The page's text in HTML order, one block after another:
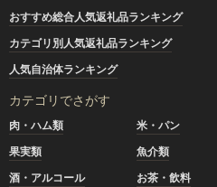
おすすめ総合人気返礼品ランキング
カテゴリ別人気返礼品ランキング
人気自治体ランキング
カテゴリでさがす
肉・ハム類 米・パン
果実類
魚介類
酒・アルコール
お茶・飲料